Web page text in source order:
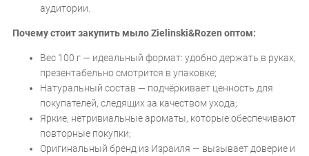
аудитории.
Почему стоит закупить мыло Zielinski&Rozen оптом:
Вес 100 г — идеальный формат: удобно держать в руках,
презентабельно смотрится в упаковке;
Натуральный состав — подчёркивает ценность для
покупателей, следящих за качеством ухода;
Яркие, нетривиальные ароматы, которые обеспечивают
повторные покупки;
Оригинальный бренд из Израиля — вызывает доверие и